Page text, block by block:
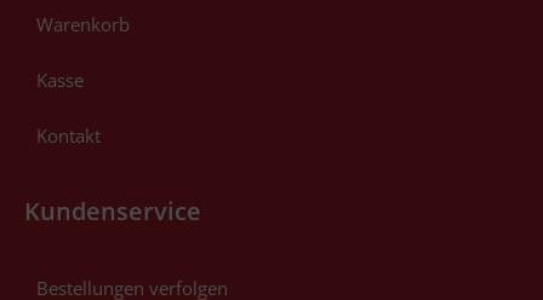
Warenkorb
Kasse
Kontakt
Kundenservice
Bestellungen verfolgen